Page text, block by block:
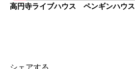
高円寺ライブハウス ペンギンハウス